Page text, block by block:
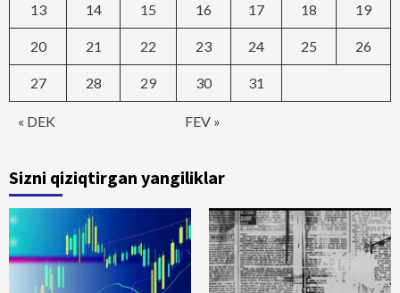
« DEK FEV »
13 14 15 16 17 18 19
20 21 22 23 24 25 26
27 28 29 30 31
Sizni qiziqtirgan yangiliklar